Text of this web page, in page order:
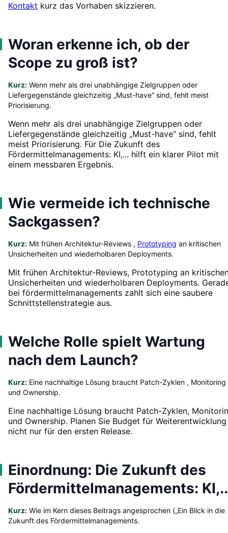
Kontakt kurz das Vorhaben skizzieren.
Woran erkenne ich, ob der
Scope zu groß ist?
Kurz: Wenn mehr als drei unabhängige Zielgruppen oder
Liefergegenstände gleichzeitig „Must-have“ sind, fehlt meist
Priorisierung.
Wenn mehr als drei unabhängige Zielgruppen oder
Liefergegenstände gleichzeitig „Must-have“ sind, fehlt
meist Priorisierung. Für Die Zukunft des
Fördermittelmanagements: KI,... hilft ein klarer Pilot mit
einem messbaren Ergebnis.
Wie vermeide ich technische
Sackgassen?
Kurz: Mit frühen Architektur-Reviews , Prototyping an kritischen
Unsicherheiten und wiederholbaren Deployments.
Mit frühen Architektur-Reviews, Prototyping an
Unsicherheiten und wiederholbaren Deployments.
bei fördermittelmanagements zahlt sich eine saubere
Schnittstellenstrategie aus.
Welche Rolle spielt Wartung
nach dem Launch?
Kurz: Eine nachhaltige Lösung braucht Patch-Zyklen , Monitoring
und Ownership.
Eine nachhaltige Lösung braucht Patch-Zyklen,
und Ownership. Planen Sie Budget für Weiterentwicklung
nicht nur für den ersten Release.
Einordnung: Die Zukunft des
Fördermittelmanagements:
Kurz: Wie im Kern dieses Beitrags angesprochen („Ein Blick in die
Zukunft des Fördermittelmanagements.